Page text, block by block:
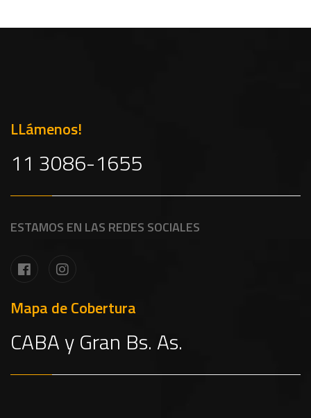
LLámenos!
11 3086-1655
ESTAMOS EN LAS REDES SOCIALES
Mapa de Cobertura
CABA y Gran Bs. As.